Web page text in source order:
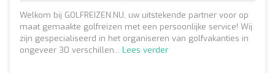
Welkom bij GOLFREIZEN.NU, uw uitstekende partner voor op
maat gemaakte golfreizen met een persoonlijke service! Wij
zijn gespecialiseerd in het organiseren van golfvakanties in
ongeveer 30 verschillen... Lees verder